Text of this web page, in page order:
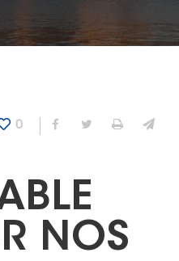
0 Partager sur
Partager
NOS